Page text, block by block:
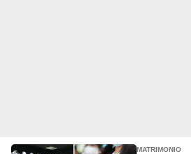
MATRIMONIO